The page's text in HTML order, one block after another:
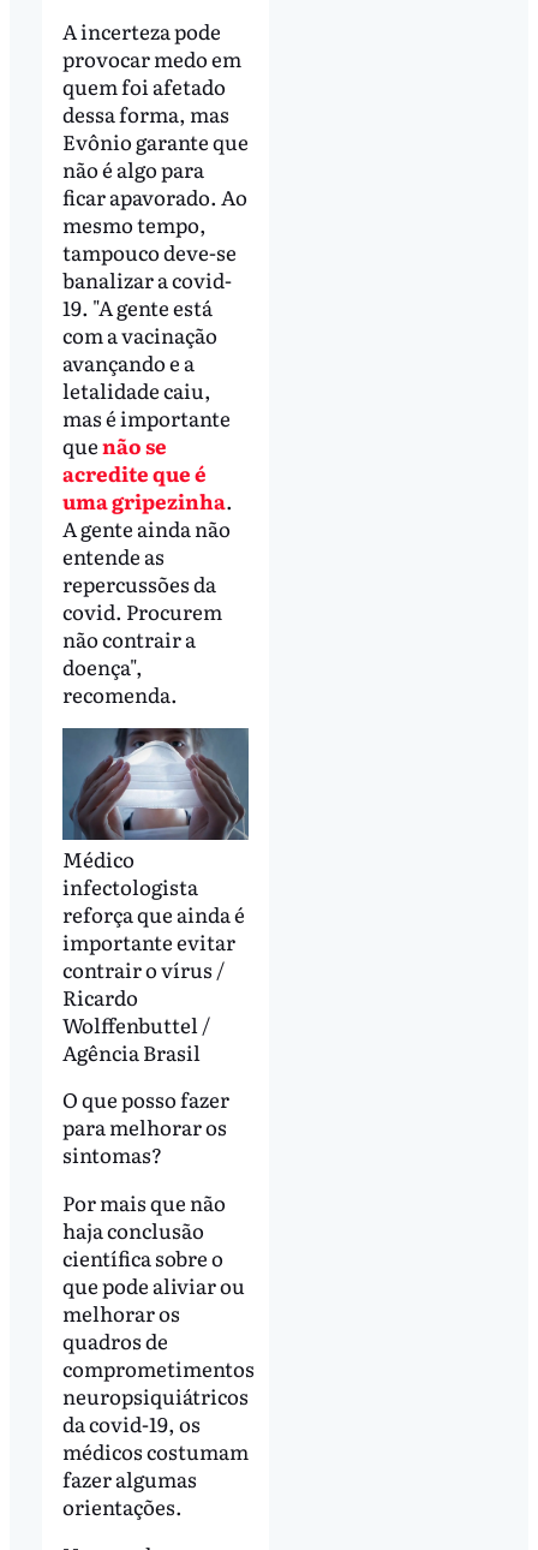
A incerteza pode
provocar medo em
quem foi afetado
dessa forma, mas
Evônio garante que
não é algo para
ficar apavorado. Ao
mesmo tempo,
tampouco deve-se
banalizar a covid-
19. "A gente está
com a vacinação
avançando e a
letalidade caiu,
mas é importante
quenão se
acredite que é
uma gripezinha.
A gente ainda não
entende as
repercussões da
covid. Procurem
não contrair a
doença",
recomenda.
Médico
infectologista
reforça que ainda é
importante evitar
contrair o vírus /
Ricardo
Wolffenbuttel /
Agência Brasil
O que posso fazer
para melhorar os
sintomas?
Por mais que não
haja conclusão
científica sobre o
que pode aliviar ou
melhorar os
quadros de
comprometimentos
neuropsiquiátricos
da covid-19, os
médicos costumam
fazer algumas
orientações.